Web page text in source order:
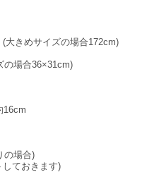
大きめサイズの場合172cm)
の場合36×31cm)
16cm
の場合)
しておきます)